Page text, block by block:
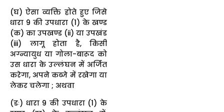
(घ) ऐसा व्यक्ति होते हुए जिसे
धारा 9 की उपधारा (1) के खण्ड
(क) का उपखण्ड (ii) या उपखंड
(iii) लागू होता है, किसी
अग्न्यायुध या गोला-बारूद को
उस धारा के उल्लंघन में अर्जित
करेगा, अपने कब्जे में रखेगा या
लेकर चलेगा ; अथवा
(डः) धारा 9 की उपधारा (1) के